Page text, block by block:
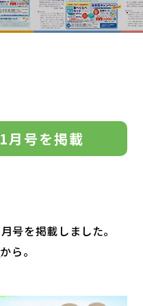
月号を掲載
号を掲載しました。
から。